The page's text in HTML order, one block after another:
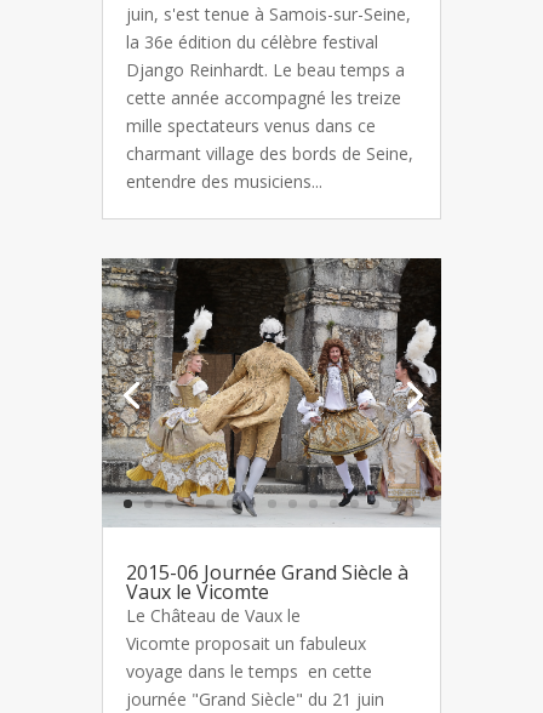
juin, s'est tenue à Samois-sur-Seine,
la 36e édition du célèbre festival
Django Reinhardt. Le beau temps a
cette année accompagné les treize
mille spectateurs venus dans ce
charmant village des bords de Seine,
entendre des musiciens...
2015-06 Journée Grand Siècle à
Vaux le Vicomte
Le Château de Vaux le
Vicomte proposait un fabuleux
voyage dans le temps en cette
journée "Grand Siècle" du 21 juin